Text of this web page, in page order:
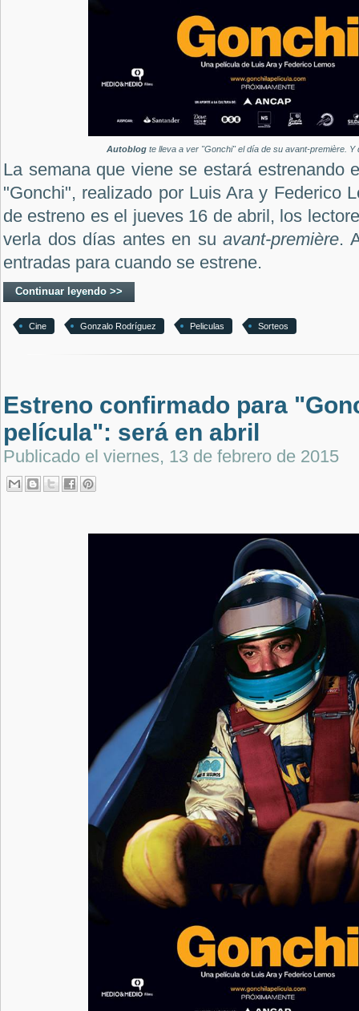
Autoblog te lleva a ver "Gonchi" el día de su avant-première. Y
La semana que viene se estará estrenando
"Gonchi", realizado por Luis Ara y Federico
de estreno es el jueves 16 de abril, los
verla dos días antes en suavant-première.
entradas para cuando se estrene.
Continuar leyendo >>
Cine Gonzalo Rodríguez Peliculas Sorteos
Estreno confirmado para
película": será en abril
Publicado el viernes, 13 de febrero de 2015